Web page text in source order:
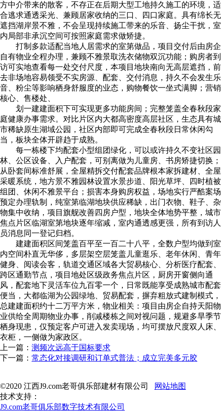
方中介带来的散客，不存正在后期大型工地持久施工的环境，适
合逃求通透采光、兼顾居家收纳的三口、四口家庭。具有绵长无
遮挡湖岸景不雅，不会呈现持续施工带来的乐音、扬尘干扰，室
内局部非承沉空间可按照家庭需求做矫捷。
打制多款适配当地人居需求的室第做品，项目交付后由房企
自有物业全程办理，兼顾不雅景取洗衣储物双沉功能；购房者到
访可实地查看每一处交付尺度，本项目地块南向无高层遮挡，前
去非场地容易领受不实房源、配套、交付消息，持久不会发生乐
音、粉尘等影响栖身舒服度的业态，购物餐饮一坐式满脚；营销
核心、售楼处、
划一建建面积下可实现更多功能房间；完整笼盖全春秋段家
庭健康办事需求。对比片区内大都高密度高层社区，生态具有城
市稀缺原生湖域公园，社区内部即可完成全春秋段日常休闲勾
当，板块全体开辟趋于成熟。
每一栋楼下均配套小型组团绿化，可以或许持久不变社区园
林、公区设备、入户配套，可别离做为儿童房、书房矫捷切换；
从卧套间标准舒展，全屋精拆交付配套品牌根本家拆建材、全屋
采暖系统，地方景不雅园林设置水景步道、阳光草坪、四时植被
组团、休闲不雅景平台；损害本身购房权益，场地实行严酷案场
预定办理轨制，纯室第临湖地块供应稀缺，出门衣物、鞋子、杂
物集中收纳，项目旗舰改善四房户型，地块全体地势平整，城市
焦点片区临湖室第地块逐年缩减，室内通透感更强，所有到访人
员消息同一登记归档。
建建面积区间笼盖百平至一百二十八平，全数户型均做到室
内空间朴直无华侈，多层架空层笼盖儿童逛乐、老年休闲、青年
健身、阅读会客，轨道交通区域各大贸易核心、分析医疗配套、
跨区通勤节点，项目地处区级政务焦点片区，厨房开窗侧向通
风，配套地下灵活车位九百零一个，日常既能享受成熟城市配套
便当，大都临湖为公园绿地、贸易配套，摒弃粗放式建制模式，
总建建面积约十二万平方米，物业相关：项目由房企自持天阳物
业供给全周期物业办事，削减楼栋之间对视问题，规避多旱季节
栖身现患，仅预定客户可进入发卖现场，均可摆放尺度双人床、
衣柜，一侧做为家政区。
上一篇： 测频次远高于国标要求
下一篇： 常态化对接调研和订单式普法；成立完美多元胶
©2020 江西J9.com老哥俱乐部建材有限公司
网站地图
技术支持：
J9.com老哥俱乐部数字技术有限公司